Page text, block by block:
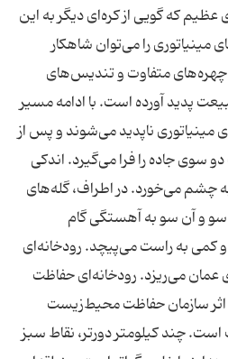
عظیم كه گویی از كره‌ای دیگر به این
را می‌توان شاهكار
متفاوت و تندیس‌های
پدید آورده است. با ادامه مسیر
ناپدید می‌شوند و پس از
سوی جاده را فرا می‌گیرد. اندكی
چشم می‌خورد. در اطراف، گله‌های
سو و آن سو به آهستگی گام
كمی به راست می‌پیچد. رودخانه‌ای
عمان می‌ریزد. رودخانه‌ای حفاظت
اثر سازمان حفاظت محیط‌زیست
است. چند كیلومتر دورتر، نقاط سبز